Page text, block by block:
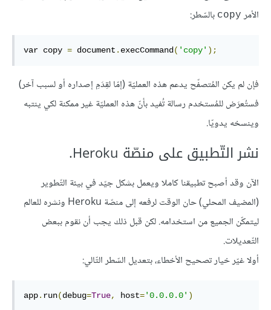
الأمر copy بالسّطر:
var copy = document . execCommand ( 'copy' );
فإن لم يكن المُتصفّح يدعم هذه العمليّة (إمّا لقِدَمِ إصداره أو لسبب آخر)
فستُعرَض للمُستخدم رسالة تُفيد بأنّ هذه العمليّة غير ممكنة لكي ينتبه
وينسخه يدويّا.
نشر التّطبيق على منصّة Heroku.
الآن وقد أصبح تطبيقنا كاملا ويعمل بشكل جيّد في بيئة التّطوير
(المضيف المحلي) حان الوقت لرفعه إلى منصّة Heroku ونشره للعالم
ليتمكّن الجميع من استخدامه. لكن قبل ذلك يجب أن نقوم ببعض
التّعديلات.
أولا غيّر خيار تصحيح الأخطاء، بتعديل السّطر التّالي:
app. run(debug=True, host='0.0.0.0' )